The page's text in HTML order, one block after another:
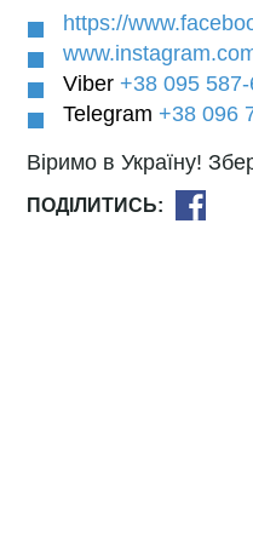
https://
Viber+38 095
Telegram+38 096
Віримо в Україну!
ПОДІЛИТИСЬ: